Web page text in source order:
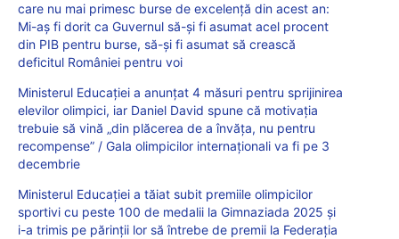
care nu mai primesc burse de excelență din acest an:
Mi-aș fi dorit ca Guvernul să-și fi asumat acel procent
din PIB pentru burse, să-și fi asumat să crească
deficitul României pentru voi
Ministerul Educației a anunțat 4 măsuri pentru sprijinirea
elevilor olimpici, iar Daniel David spune că motivația
trebuie să vină „din plăcerea de a învăța, nu pentru
recompense” / Gala olimpicilor internaționali va fi pe 3
decembrie
Ministerul Educației a tăiat subit premiile olimpicilor
sportivi cu peste 100 de medalii la Gimnaziada 2025 și
i-a trimis pe părinții lor să întrebe de premii la Federația